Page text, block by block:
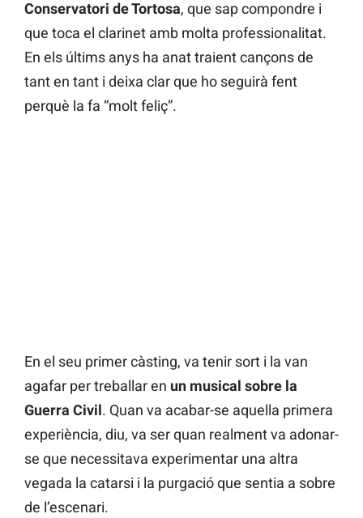
Conservatori de Tortosa, que sap compondre i
que toca el clarinet amb molta professionalitat.
En els últims anys ha anat traient cançons de
tant en tant i deixa clar que ho seguirà fent
perquè la fa “molt feliç”.
En el seu primer càsting, va tenir sort i la van
agafar per treballar en un musical sobre la
Guerra Civil. Quan va acabar-se aquella primera
experiència, diu, va ser quan realment va adonar-
se que necessitava experimentar una altra
vegada la catarsi i la purgació que sentia a sobre
de l’escenari.